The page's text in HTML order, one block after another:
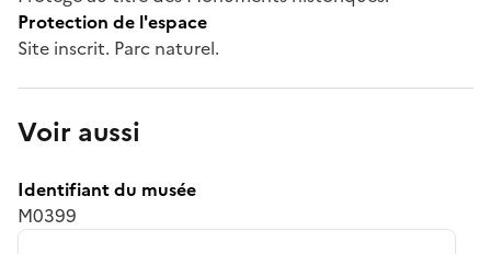
Protection de l'espace
Site inscrit. Parc naturel.
Voir aussi
Identifiant du musée
M0399